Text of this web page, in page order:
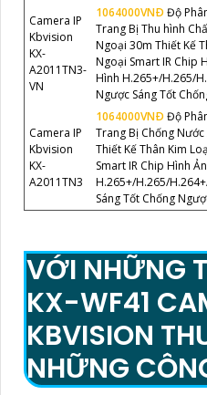
Camera IP
Kbvision
KX-
A2011TN3-
VN
1064000VNÐ Độ
Trang Bị Thu hình
Ngoại 30m Thiết Kế
Ngoại Smart IR Chip
Hình H.265+/H.265/
Ngược Sáng Tốt
Camera IP
Kbvision
KX-
A2011TN3
1064000VNÐ Độ
Trang Bị Chống
Thiết Kế Thân Kim
Smart IR Chip Hình
H.265+/H.265/
Sáng Tốt Chống
VỚI NHỮNG
KX-WF41
KBVISION
NHỮNG